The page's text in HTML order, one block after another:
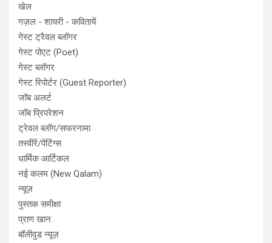
खेल
गज़ल - शायरी - कवितायें
गेस्ट ट्रैवल ब्लॉगर
गेस्ट पोएट (Poet)
गेस्ट ब्लॉगर
गेस्ट रिपोर्टर (Guest Reporter)
जॉब अलर्ट
जॉब प्रिपरेशन
ट्रेवल ब्लॉग/सफरनामा
तस्वीरें/पेंटिंग्स
धार्मिक आर्टिकल
नई कलम (New Qalam)
न्यूज़
पुस्तक समीक्षा
प्राण खान
बॉलीवुड न्यूज़